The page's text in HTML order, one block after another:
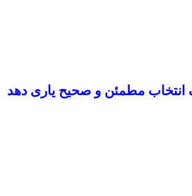
انتخاب مطمئن و صحیح یاری دهد